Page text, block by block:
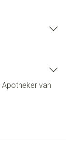
Apotheker van